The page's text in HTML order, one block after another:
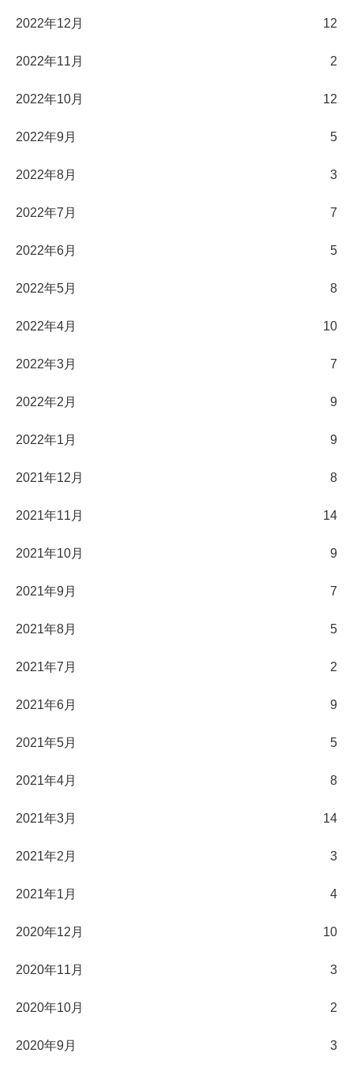
2022年12月 12
2022年11月 2
2022年10月 12
2022年9月 5
2022年8月 3
2022年7月 7
2022年6月 5
2022年5月 8
2022年4月 10
2022年3月 7
2022年2月 9
2022年1月 9
2021年12月 8
2021年11月 14
2021年10月 9
2021年9月 7
2021年8月 5
2021年7月 2
2021年6月 9
2021年5月 5
2021年4月 8
2021年3月 14
2021年2月 3
2021年1月 4
2020年12月 10
2020年11月 3
2020年10月 2
2020年9月 3